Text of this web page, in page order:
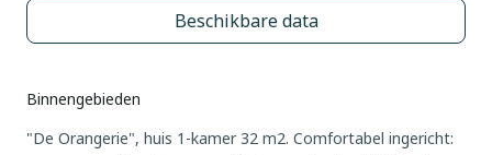
Beschikbare data
Binnengebieden
"De Orangerie", huis 1-kamer 32 m2. Comfortabel ingericht: